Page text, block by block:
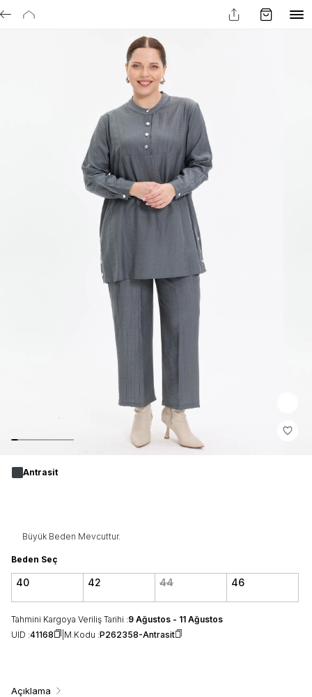
Antrasit
Büyük Beden Mevcuttur.
Beden Seç
40 42 44 46
Tahmini Kargoya Veriliş Tarihi :9 Ağustos - 11 Ağustos
UID :41168 M.Kodu :P262358-Antrasit
Açıklama